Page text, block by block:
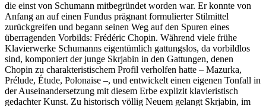
die einst von Schumann mitbegründet worden war. Er konnte von
Anfang an auf einen Fundus prägnant formulierter Stilmittel
zurückgreifen und begann seinen Weg auf den Spuren eines
überragenden Vorbilds: Frédéric Chopin. Während viele frühe
Klavierwerke Schumanns eigentümlich gattungslos, da vorbildlos
sind, komponiert der junge Skrjabin in den Gattungen, denen
Chopin zu charakteristischem Profil verholfen hatte – Mazurka,
Prélude, Étude, Polonaise –, und entwickelt einen eigenen Tonfall in
der Auseinandersetzung mit diesem Erbe explizit klavieristisch
gedachter Kunst. Zu historisch völlig Neuem gelangt Skrjabin, im